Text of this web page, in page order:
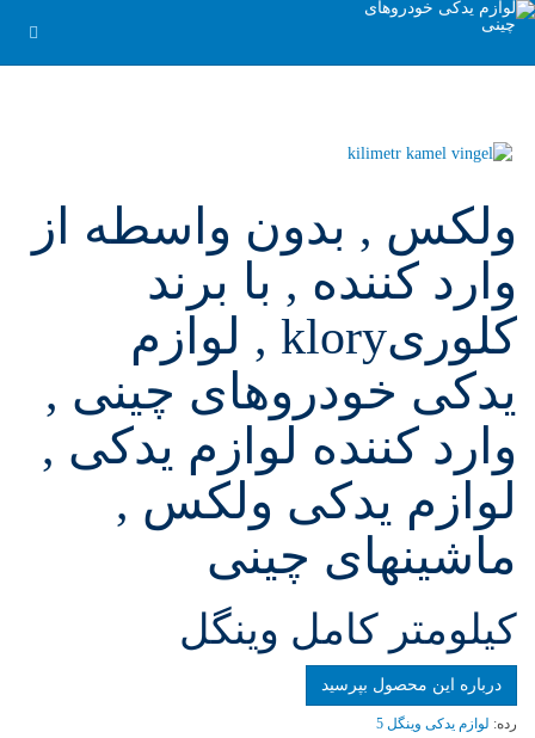
ولکس , بدون واسطه از
وارد کننده , با برند
کلوریklory , لوازم
یدکی خودروهای چینی ,
وارد کننده لوازم یدکی ,
لوازم یدکی ولکس ,
ماشینهای چینی
کیلومتر کامل وینگل
درباره این محصول بپرسید
رده: لوازم یدکی وینگل 5‬‎